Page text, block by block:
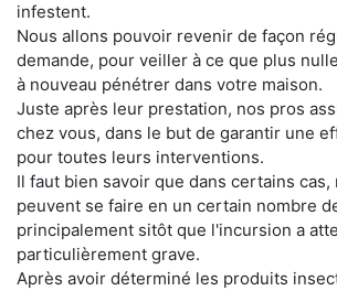
infestent.
Nous allons pouvoir revenir de façon
demande, pour veiller à ce que plus
à nouveau pénétrer dans votre maison.
Juste après leur prestation, nos pros
chez vous, dans le but de garantir une
pour toutes leurs interventions.
Il faut bien savoir que dans certains
peuvent se faire en un certain nombre
principalement sitôt que l'incursion a
particulièrement grave.
Après avoir déterminé les produits